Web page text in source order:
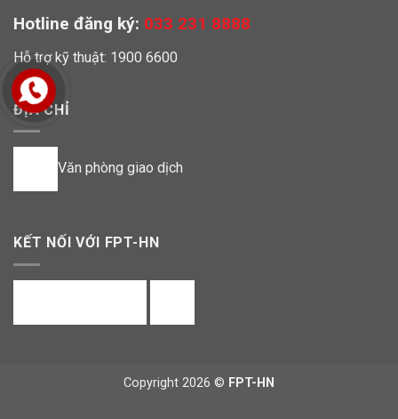
Hotline đăng ký: 033 231 8888
Hỗ trợ kỹ thuật: 1900 6600
ĐỊA CHỈ
Văn phòng giao dịch
KẾT NỐI VỚI FPT-HN
Copyright 2026 © FPT-HN